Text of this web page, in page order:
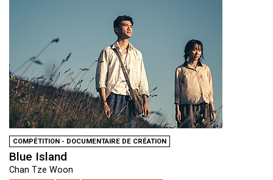
COMPÉTITION - DOCUMENTAIRE DE CRÉATION
Blue Island
Chan Tze Woon